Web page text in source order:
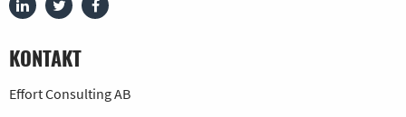
KONTAKT
Effort Consulting AB